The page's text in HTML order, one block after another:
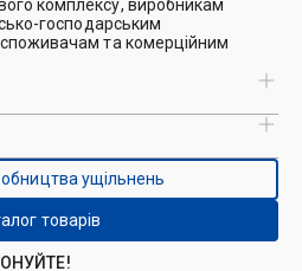
комплексу, виробникам
господарським
та комерційним
ущільнень
товарів